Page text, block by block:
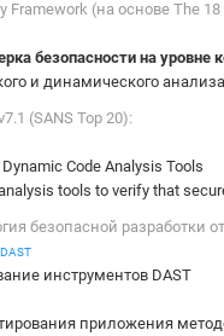
Framework (на основе The 18
безопасности на уровне
и динамического
(SANS Top 20):
Code Analysis Tools
tools to verify that
безопасной разработки
инструментов DAST
приложения